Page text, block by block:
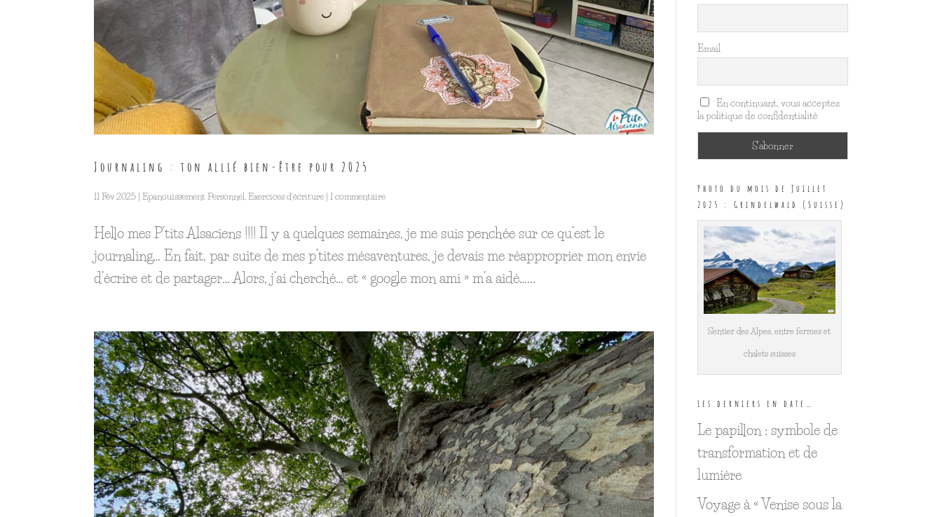
Journaling : ton allié bien-être pour 2025
11 Fév 2025 |Epanouissement Personnel ,Exercices d'écriture |1 commentaire
Hello mes P’tits Alsaciens !!!! Il y a quelques semaines, je me suis penchée sur ce qu’est le
journaling… En fait, par suite de mes p’tites mésaventures, je devais me réapproprier mon envie
d’écrire et de partager… Alors, j’ai cherché… et « google mon ami » m’a aidé…...
Email
En continuant, vous acceptez
la politique de confidentialité
Photo du mois de Juillet
2025 : Grindelwald (Suisse)
Sentier des Alpes, entre fermes et
chalets suisses
Les derniers en date…
Le papillon : symbole de
transformation et de
lumière
Voyage à « Venise sous la